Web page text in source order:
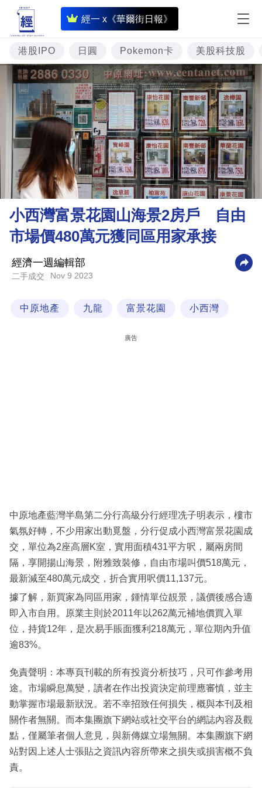
經一 x《華爾街日報》
即
時
財
經
專
題
投
資
樓
市
理
財
商
業
科
區
港股IPO 日圓 Pokemon卡 美股科技股
小西灣富景花園山海景2房戶 自由
市場價480萬元獲同區用家承接
經濟一週編輯部
二手成交 Nov 9 2023
中原地產 九龍 富景花園 小西灣
廣告
中原地產藍灣半島第二分行高級分行經理冼子明表示，樓市
氣氛好轉，不少用家出動覓盤，分行促成小西灣富景花園成
交，單位為2座高層K室，實用面積431平方呎，屬兩房間
隔，享開揚山海景，附雅致裝修，自由市場叫價518萬元，
最新減至480萬元成交，折合實用呎價11,137元。
據了解，新買家為同區用家，鍾情單位靚景，議價後感合適
即入市自用。原業主則於2011年以262萬元補地價買入單
位，持貨12年，是次易手賬面獲利218萬元，單位期內升值
逾83%。
免責聲明：本專頁刊載的所有投資分析技巧，只可作參考用
途。市場瞬息萬變，讀者在作出投資決定前理應審慎，並主
動掌握市場最新狀況。若不幸招致任何損失，概與本刊及相
關作者無關。而本集團旗下網站或社交平台的網誌內容及觀
點，僅屬筆者個人意見，與新傳媒立場無關。本集團旗下網
站對因上述人士張貼之資訊內容所帶來之損失或損害概不負
責。